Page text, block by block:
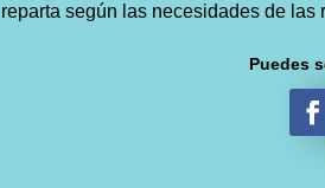
reparta según las necesidades de las
Puedes